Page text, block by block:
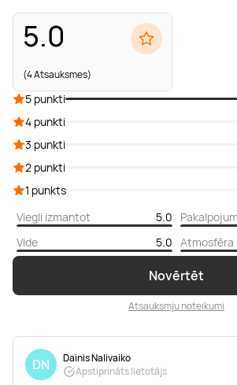
5.0
(4 Atsauksmes)
Novērtēt
Atsauksmju noteikumi
5 punkti
4 punkti
3 punkti
2 punkti
1 punkts
Viegli izmantot
5.0
Vide
5.0 Atmosfēra
DN
Dainis Nalivaiko
Apstiprināts lietotājs